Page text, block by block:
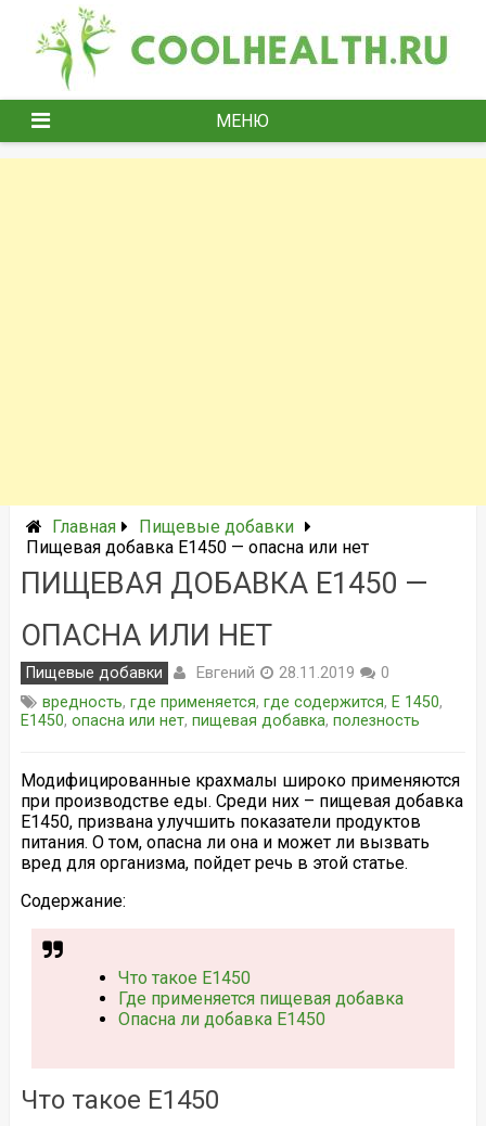
содержимому
МЕНЮ
Главная
Пищевые добавки
Пищевая добавка Е1450 — опасна или нет
ПИЩЕВАЯ ДОБАВКА Е1450 —
ОПАСНА ИЛИ НЕТ
Пищевые добавки Евгений 28.11.2019
0
вредность, где применяется, где содержится, Е 1450,
Е1450, опасна или нет, пищевая добавка, полезность
Модифицированные крахмалы широко применяются
при производстве еды. Среди них – пищевая добавка
Е1450, призвана улучшить показатели продуктов
питания. О том, опасна ли она и может ли вызвать
вред для организма, пойдет речь в этой статье.
Содержание:
Что такое Е1450
Где применяется пищевая добавка
Опасна ли добавка Е1450
Что такое Е1450